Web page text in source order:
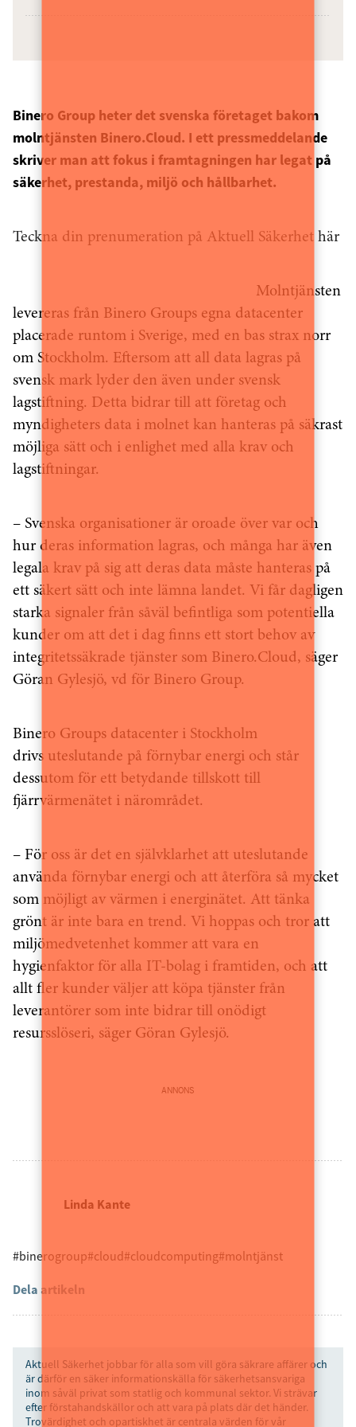
Binero Group heter det svenska företaget bakom
molntjänsten Binero.Cloud. I ett pressmeddelande
skriver man att fokus i framtagningen har legat på
säkerhet, prestanda, miljö och hållbarhet.
Teckna din prenumeration på Aktuell Säkerhet här
Molntjänsten
levereras från Binero Groups egna datacenter
placerade runtom i Sverige, med en bas strax norr
om Stockholm. Eftersom att all data lagras på
svensk mark lyder den även under svensk
lagstiftning. Detta bidrar till att företag och
myndigheters data i molnet kan hanteras på säkrast
möjliga sätt och i enlighet med alla krav och
lagstiftningar.
– Svenska organisationer är oroade över var och
hur deras information lagras, och många har även
legala krav på sig att deras data måste hanteras på
ett säkert sätt och inte lämna landet. Vi får dagligen
starka signaler från såväl befintliga som potentiella
kunder om att det i dag finns ett stort behov av
integritetssäkrade tjänster som Binero.Cloud, säger
Göran Gylesjö, vd för Binero Group.
Binero Groups datacenter i Stockholm
drivs uteslutande på förnybar energi och står
dessutom för ett betydande tillskott till
fjärrvärmenätet i närområdet.
– För oss är det en självklarhet att uteslutande
använda förnybar energi och att återföra så mycket
som möjligt av värmen i energinätet. Att tänka
grönt är inte bara en trend. Vi hoppas och tror att
miljömedvetenhet kommer att vara en
hygienfaktor för alla IT-bolag i framtiden, och att
allt fler kunder väljer att köpa tjänster från
leverantörer som inte bidrar till onödigt
resursslöseri, säger Göran Gylesjö.
ANNONS
Linda Kante
#binerogroup#cloud#cloudcomputing#molntjänst
Dela artikeln
Aktuell Säkerhet jobbar för alla som vill göra säkrare affärer och
är därför en säker informationskälla för säkerhetsansvariga
inom såväl privat som statlig och kommunal sektor. Vi strävar
efter förstahandskällor och att vara på plats där det händer.
Trovärdighet och opartiskhet är centrala värden för vår